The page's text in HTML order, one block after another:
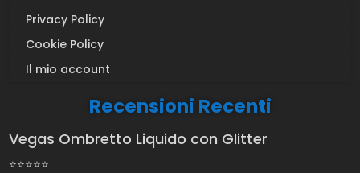
Privacy Policy
Cookie Policy
Il mio account
Recensioni Recenti
Vegas Ombretto Liquido con Glitter
⭐⭐⭐⭐⭐